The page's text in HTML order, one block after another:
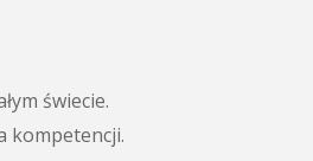
świecie.
kompetencji.